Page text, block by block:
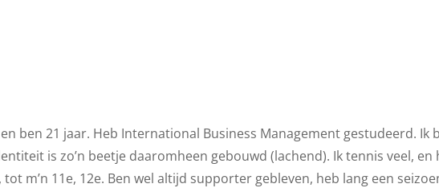
ben 21 jaar. Heb International Business Management gestudeerd. Ik
is zo’n beetje daaromheen gebouwd (lachend). Ik tennis veel, en
m’n 11e, 12e. Ben wel altijd supporter gebleven, heb lang een